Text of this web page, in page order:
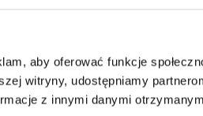
aby oferować funkcje
witryny, udostępniamy
z innymi danymi